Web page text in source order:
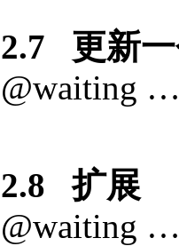
2.7 更新
@waiting
2.8扩展
@waiting